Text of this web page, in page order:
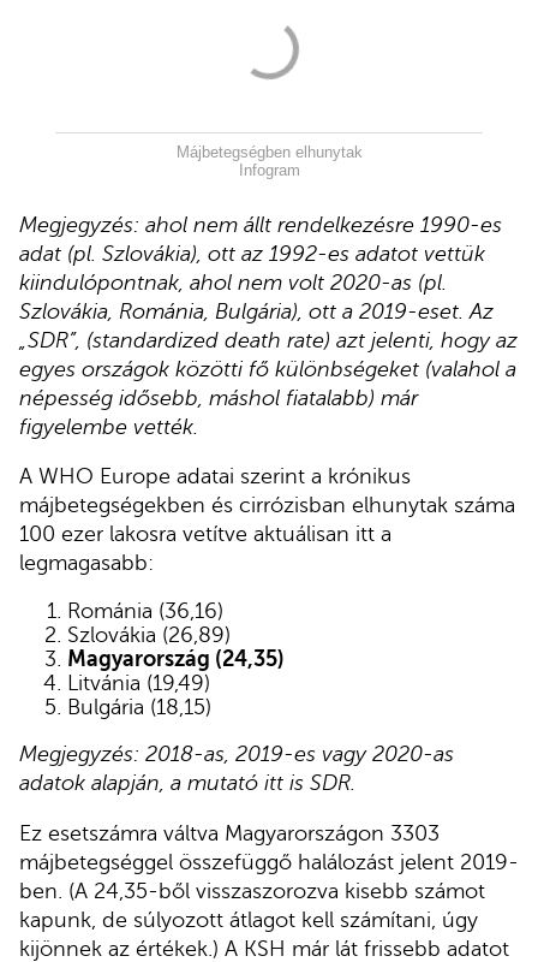
Májbetegségben elhunytak
Infogram
Megjegyzés: ahol nem állt rendelkezésre 1990-es
adat (pl. Szlovákia), ott az 1992-es adatot vettük
kiindulópontnak, ahol nem volt 2020-as (pl.
Szlovákia, Románia, Bulgária), ott a 2019-eset. Az
„SDR”, (standardized death rate) azt jelenti, hogy az
egyes országok közötti fő különbségeket (valahol a
népesség idősebb, máshol fiatalabb) már
figyelembe vették.
A WHO Europe adatai szerint a krónikus
májbetegségekben és cirrózisban elhunytak száma
100 ezer lakosra vetítve aktuálisan itt a
legmagasabb:
Románia (36,16)
Szlovákia (26,89)
Magyarország (24,35)
Litvánia (19,49)
Bulgária (18,15)
Megjegyzés: 2018-as, 2019-es vagy 2020-as
adatok alapján, a mutató itt is SDR.
Ez esetszámra váltva Magyarországon 3303
májbetegséggel összefüggő halálozást jelent 2019-
ben. (A 24,35-ből visszaszorozva kisebb számot
kapunk, de súlyozott átlagot kell számítani, úgy
kijönnek az értékek.) A KSH már lát frissebb adatot